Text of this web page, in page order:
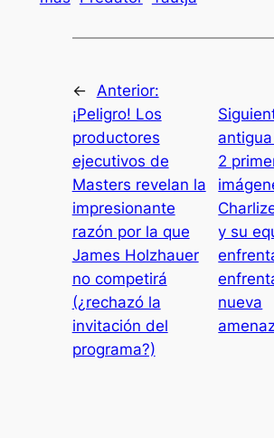
← Anterior:
¡Peligro! Los
productores
ejecutivos de
Masters revelan la
impresionante
razón por la que
James Holzhauer
no competirá
(¿rechazó la
invitación del
programa?)
2
y su
nueva